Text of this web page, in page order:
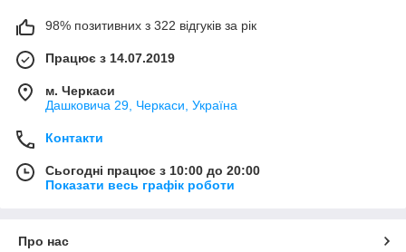
98% позитивних з 322 відгуків за рік
Працює з 14.07.2019
м. Черкаси
Дашковича 29, Черкаси, Україна
Контакти
Сьогодні працює з 10:00 до 20:00
Показати весь графік роботи
Про нас